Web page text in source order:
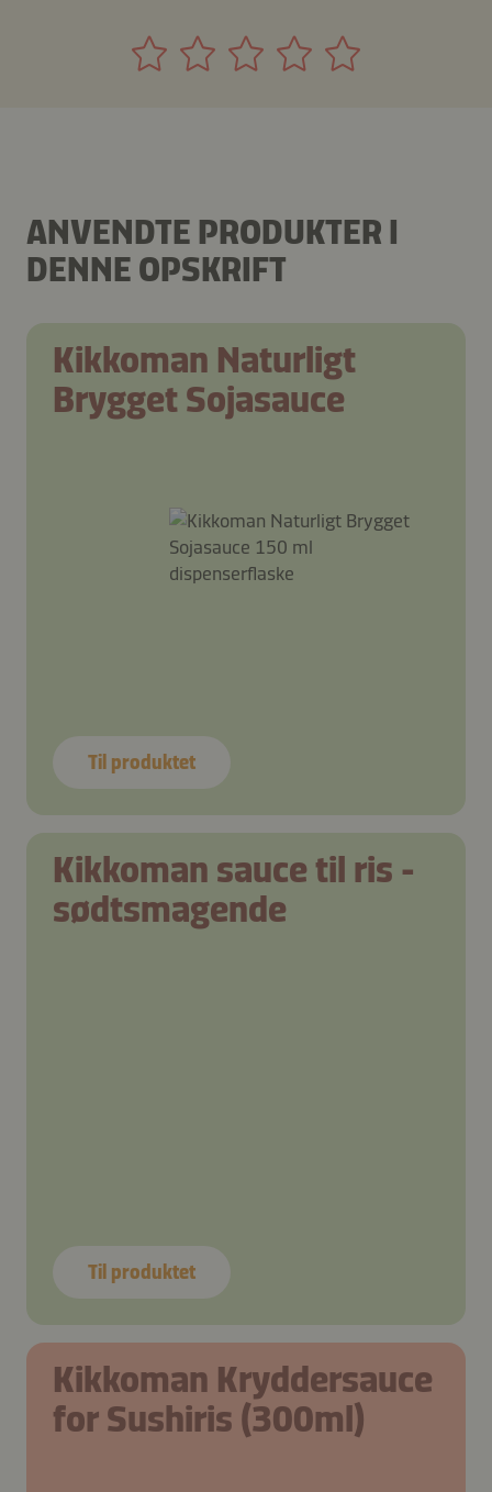
ANVENDTE PRODUKTER I
DENNE OPSKRIFT
Kikkoman Naturligt
Brygget Sojasauce
Til produktet
Kikkoman sauce til ris -
sødtsmagende
Til produktet
Kikkoman Kryddersauce
for Sushiris (300ml)